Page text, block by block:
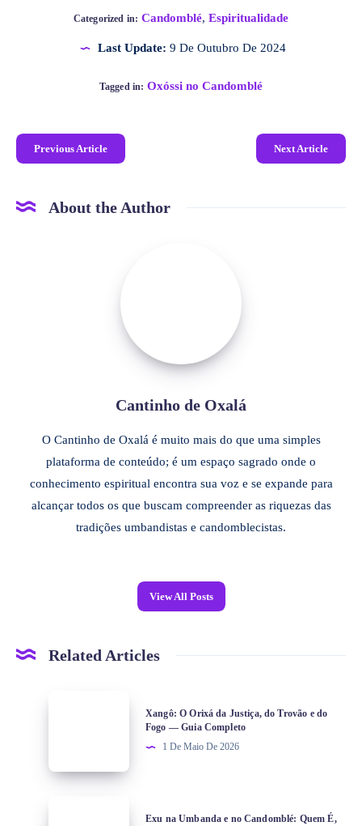
Categorized in: Candomblé,Espiritualidade
Last Update: 9 De Outubro De 2024
Tagged in: Oxóssi no Candomblé
Previous Article Next Article
About the Author
Cantinho de Oxalá
O Cantinho de Oxalá é muito mais do que uma simples
plataforma de conteúdo; é um espaço sagrado onde o
conhecimento espiritual encontra sua voz e se expande para
alcançar todos os que buscam compreender as riquezas das
tradições umbandistas e candomblecistas.
View All Posts
Related Articles
Xangô: O Orixá da Justiça, do Trovão e do
Fogo — Guia Completo
1 De Maio De 2026
Exu na Umbanda e no Candomblé: Quem É,